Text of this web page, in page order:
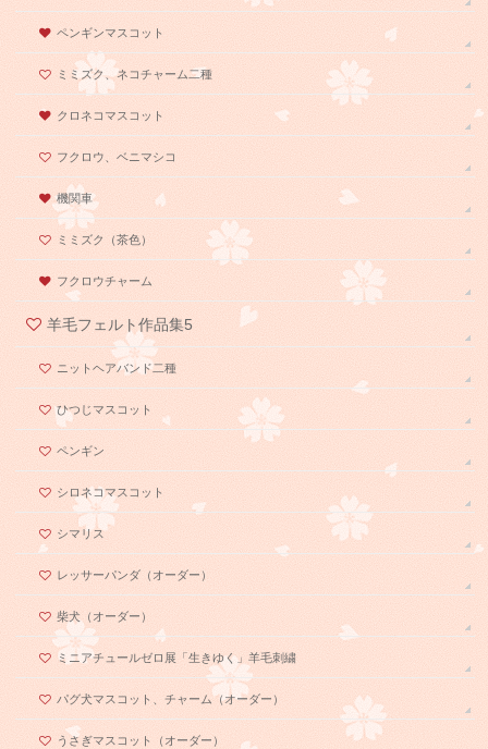
ペンギンマスコット
ミミズク、ネコチャーム二種
クロネコマスコット
フクロウ、ベニマシコ
機関車
ミミズク（茶色）
フクロウチャーム
羊毛フェルト作品集5
ニットヘアバンド二種
ひつじマスコット
ペンギン
シロネコマスコット
シマリス
レッサーパンダ（オーダー）
柴犬（オーダー）
ミニアチュールゼロ展「生きゆく」羊毛刺繍
パグ犬マスコット、チャーム（オーダー）
うさぎマスコット（オーダー）